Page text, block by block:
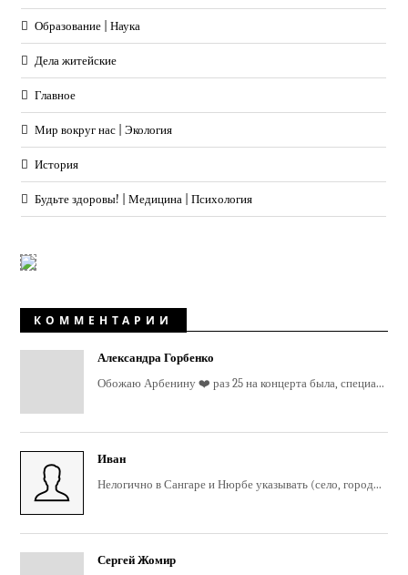
Образование | Наука
Дела житейские
Главное
Мир вокруг нас | Экология
История
Будьте здоровы! | Медицина | Психология
КОММЕНТАРИИ
Александра Горбенко
Обожаю Арбенину ❤️ раз 25 на концерта была, специа...
Иван
Нелогично в Сангаре и Нюрбе указывать (село, город...
Сергей Жомир